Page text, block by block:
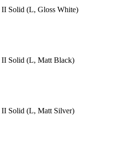
Solid (L, Gloss White)
Solid (L, Matt Black)
Solid (L, Matt Silver)